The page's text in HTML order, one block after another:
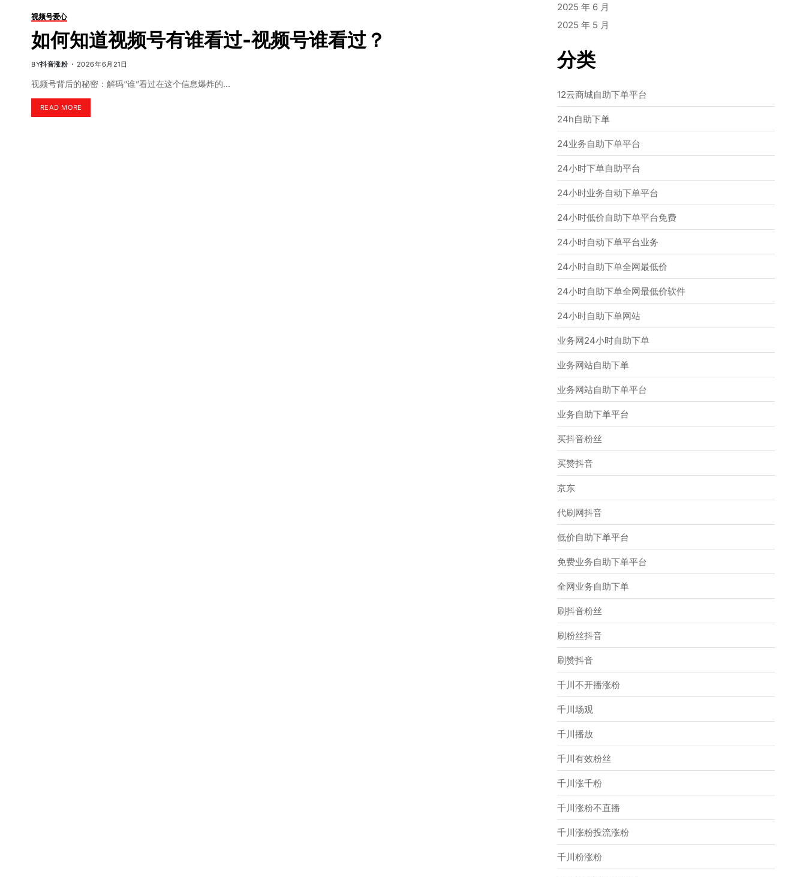
视频号爱心
如何知道视频号有谁看过-视频号谁看过？
BY抖音涨粉 2026年6月21日
视频号背后的秘密：解码“谁”看过在这个信息爆炸的…
READ MORE
2025 年 6 月
2025 年 5 月
分类
12云商城自助下单平台
24h自助下单
24业务自助下单平台
24小时下单自助平台
24小时业务自动下单平台
24小时低价自助下单平台免费
24小时自动下单平台业务
24小时自助下单全网最低价
24小时自助下单全网最低价软件
24小时自助下单网站
业务网24小时自助下单
业务网站自助下单
业务网站自助下单平台
业务自助下单平台
买抖音粉丝
买赞抖音
京东
代刷网抖音
低价自助下单平台
免费业务自助下单平台
全网业务自助下单
刷抖音粉丝
刷粉丝抖音
刷赞抖音
千川不开播涨粉
千川场观
千川播放
千川有效粉丝
千川涨千粉
千川涨粉不直播
千川涨粉投流涨粉
千川粉涨粉